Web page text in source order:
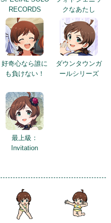
RECORDS
クなあたし
好奇心なら誰に
も負けない！
ダウンタウンガ
ールシリーズ
最上級：
Invitation